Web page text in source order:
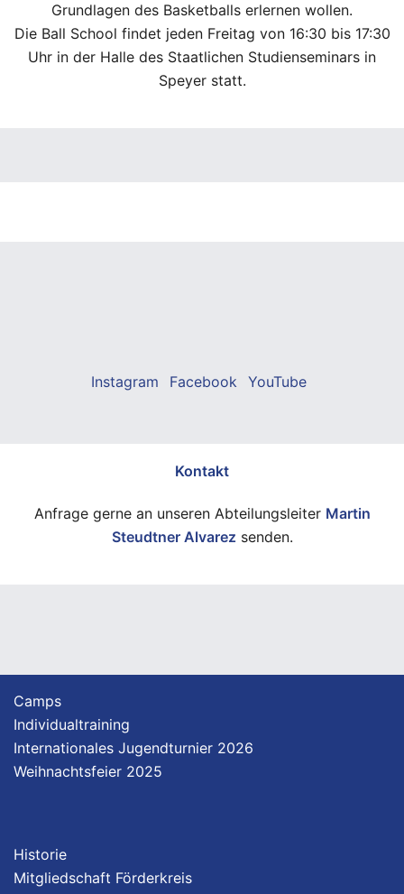
Grundlagen des Basketballs erlernen wollen.
Die Ball School findet jeden Freitag von 16:30 bis 17:30
Uhr in der Halle des Staatlichen Studienseminars in
Speyer statt.
Instagram Facebook YouTube
Kontakt
Anfrage gerne an unseren Abteilungsleiter Martin
Steudtner Alvarez senden.
Camps
Individualtraining
Internationales Jugendturnier 2026
Weihnachtsfeier 2025
Historie
Mitgliedschaft Förderkreis